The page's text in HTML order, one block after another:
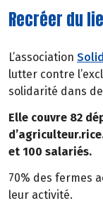
Recréer du
L’association
lutter contre
solidarité dans
Elle couvre 82
et 100 salariés.
70% des fermes
leur activité.